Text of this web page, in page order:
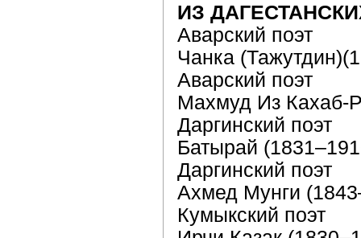
ИЗ
Аварский поэт
Чанка
Аварский поэт
Махмуд Из Кахаб-
Даргинский поэт
Батырай
Даргинский поэт
Ахмед Мунги
Кумыкский поэт